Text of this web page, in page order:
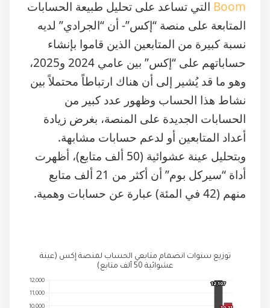
نسبة كبيرة من المتابعين الذين قاموا بإنشاء
وهو ما قد يُشير إلى أن هناك ارتباطاً محتملاً بين
نشاط هذا الحساب وظهور عدد كبير من
الحسابات الجديدة على المنصة، بغرض زيادة
أعداد المتابعين أو لدعم حسابات مشابهة.
وبتحليل عينة عشوائية (50 ألف متابع)، أظهرت
أداة “سيركل بوم” أن أكثر من 21 ألف متابع
منهم (42 في المئة) عبارة عن حسابات وهمية.